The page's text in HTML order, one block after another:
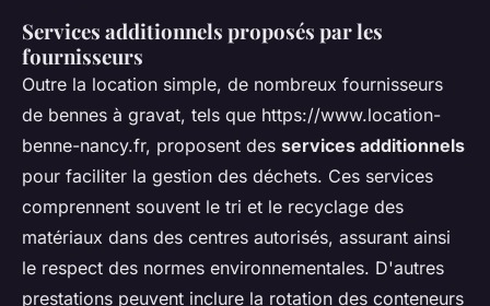
Services additionnels proposés par les
fournisseurs
Outre la location simple, de nombreux fournisseurs
de bennes à gravat, tels que https://www.location-
benne-nancy.fr, proposent des services additionnels
pour faciliter la gestion des déchets. Ces services
comprennent souvent le tri et le recyclage des
matériaux dans des centres autorisés, assurant ainsi
le respect des normes environnementales. D'autres
prestations peuvent inclure la rotation des conteneurs